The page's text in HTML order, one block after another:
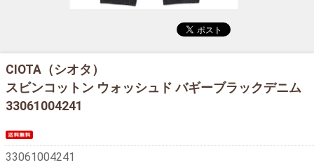
CIOTA（シオタ）
スビンコットン ウォッシュド バギーブラックデニム
33061004241
33061004241